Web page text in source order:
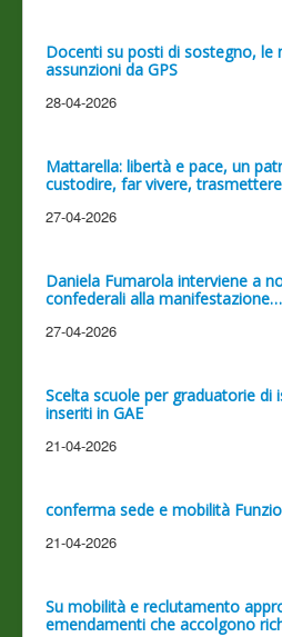
Docenti su posti di sostegno, le
assunzioni da GPS
28-04-2026
Mattarella: libertà e pace, un
custodire, far vivere,
27-04-2026
Daniela Fumarola interviene a
confederali alla manifestazione…
27-04-2026
Scelta scuole per graduatorie di
inseriti in GAE
21-04-2026
conferma sede e mobilità
21-04-2026
Su mobilità e reclutamento
emendamenti che accolgono